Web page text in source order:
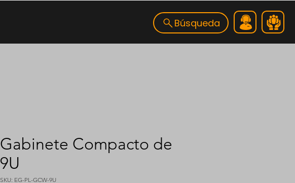
Búsqueda
Gabinete Compacto de
9U
SKU: EG-PL-GCW-9U